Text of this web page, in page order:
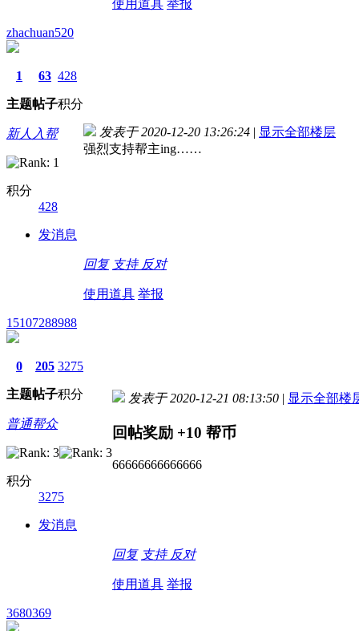
使用道具 举报
zhachuan520
1
主题
63
帖子
428
积分
新人入帮
积分
428
发消息
发表于 2020-12-20 13:26:24 | 显示全部楼层
强烈支持帮主ing……
回复 支持 反对
使用道具 举报
15107288988
0
主题
205
帖子
3275
积分
普通帮众
积分
3275
发消息
发表于 2020-12-21 08:13:50 | 显示全部楼
回帖奖励 +10 帮币
66666666666666
回复 支持 反对
使用道具 举报
3680369